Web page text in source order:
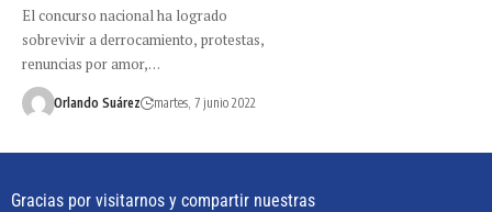
El concurso nacional ha logrado
sobrevivir a derrocamiento, protestas,
renuncias por amor,…
Orlando Suárez martes, 7 junio 2022
Gracias por visitarnos y compartir nuestras